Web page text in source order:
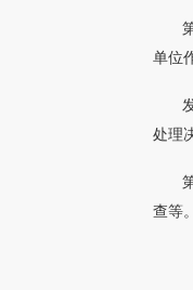
单位
处理
查等。